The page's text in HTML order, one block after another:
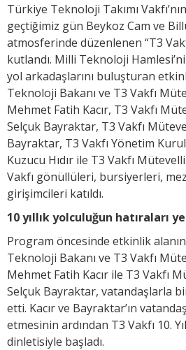
Türkiye Teknoloji Takımı
geçtiğimiz gün Beykoz Cam ve
atmosferinde düzenlenen “T3
kutlandı. Milli Teknoloji
yol arkadaşlarını buluşturan
Teknoloji Bakanı ve T3 Vakfı
Mehmet Fatih Kacır, T3 Vakfı
Selçuk Bayraktar, T3 Vakfı
Bayraktar, T3 Vakfı Yönetim
Kuzucu Hıdır ile T3 Vakfı
Vakfı gönüllüleri, bursiyerleri,
girişimcileri katıldı.
10 yıllık yolculuğun hatıraları
Program öncesinde etkinlik
Teknoloji Bakanı ve T3 Vakfı
Mehmet Fatih Kacır ile T3 Vakfı
Selçuk Bayraktar, vatandaşlarla
etti. Kacır ve Bayraktar’ın
etmesinin ardından T3 Vakfı 10.
dinletisiyle başladı.